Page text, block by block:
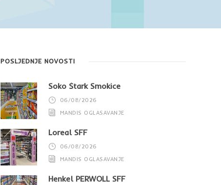
POSLJEDNJE NOVOSTI
Soko Štark Smokice
06/08/2026
MANDIS OGLASAVANJE
Loreal SFF
06/08/2026
MANDIS OGLASAVANJE
Henkel PERWOLL SFF